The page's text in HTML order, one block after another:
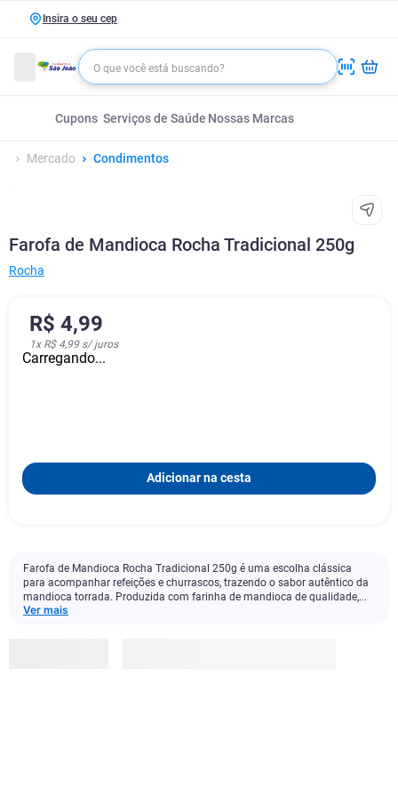
Insira o seu cep
Cupons Serviços de Saúde Nossas Marcas
Mercado Condimentos
Farofa de Mandioca Rocha Tradicional 250g
Rocha
R$ 4,99
1x R$ 4,99s/ juros
Carregando...
Adicionar na cesta
Farofa de Mandioca Rocha Tradicional 250g é uma escolha clássica
para acompanhar refeições e churrascos, trazendo o sabor autêntico da
mandioca torrada. Produzida com farinha de mandioca de qualidade,...
Ver mais